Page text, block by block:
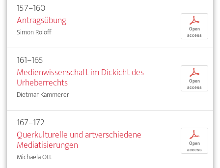
157–160
Antragsübung
Simon Roloff
p
Open
access
161–165
Medienwissenschaft im Dickicht des
Urheberrechts
Dietmar Kammerer
p
Open
access
167–172
Querkulturelle und artverschiedene
Mediatisierungen
Michaela Ott
p
Open
access